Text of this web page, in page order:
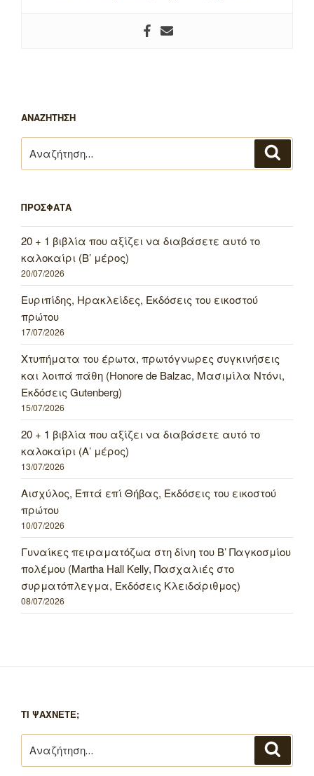
ΑΝΑΖΗΤΗΣΗ
για:
ΠΡΟΣΦΑΤΑ
20 + 1 βιβλία που αξίζει να διαβάσετε αυτό το
καλοκαίρι (Β’ μέρος)
20/07/2026
Ευριπίδης, Ηρακλείδες, Εκδόσεις του εικοστού
πρώτου
17/07/2026
Χτυπήματα του έρωτα, πρωτόγνωρες συγκινήσεις
και λοιπά πάθη (Honore de Balzac, Μασιμίλα Ντόνι,
Εκδόσεις Gutenberg)
15/07/2026
20 + 1 βιβλία που αξίζει να διαβάσετε αυτό το
καλοκαίρι (Α’ μέρος)
13/07/2026
Αισχύλος, Επτά επί Θήβας, Εκδόσεις του εικοστού
πρώτου
10/07/2026
Γυναίκες πειραματόζωα στη δίνη του Β’ Παγκοσμίου
πολέμου (Martha Hall Kelly, Πασχαλιές στο
συρματόπλεγμα, Εκδόσεις Κλειδάριθμος)
08/07/2026
ΤΙ ΨΑΧΝΕΤΕ;
για: